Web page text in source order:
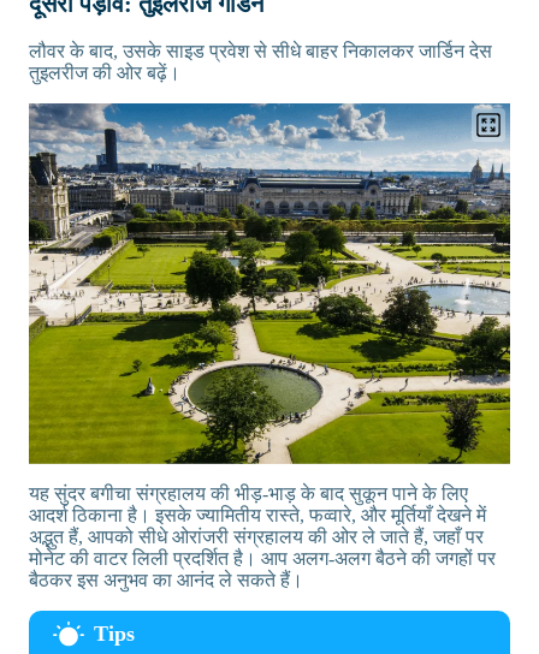
लौवर के बाद, उसके साइड प्रवेश से सीधे बाहर निकालकर जार्डिन देस
तुइलरीज की ओर बढ़ें।
यह सुंदर बगीचा संग्रहालय की भीड़-भाड़ के बाद सुकून पाने के लिए
आदर्श ठिकाना है। इसके ज्यामितीय रास्ते, फव्वारे, और मूर्तियाँ देखने में
अद्भुत हैं, आपको सीधे ओरांजरी संग्रहालय की ओर ले जाते हैं, जहाँ पर
मोनेट की वाटर लिली प्रदर्शित है। आप अलग-अलग बैठने की जगहों पर
बैठकर इस अनुभव का आनंद ले सकते हैं।